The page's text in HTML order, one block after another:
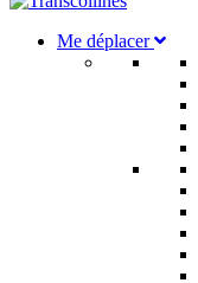
Me déplacer